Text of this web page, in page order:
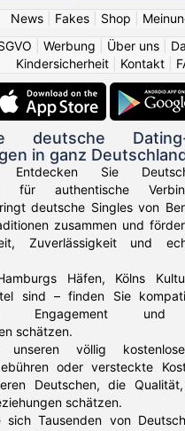
News| Fakes| Shop
Werbung Über uns
Kindersicherheit
Kontakt
deutsche
in ganz
Entdecken Sie
für authentische
deutsche Singles von
zusammen und
Zuverlässigkeit und
Häfen, Kölns
sind – finden Sie
Engagement und
schätzen.
unseren völlig
oder versteckte
Deutschen, die
schätzen.
sich Tausenden von